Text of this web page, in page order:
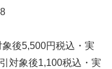
後5,500円税込・実
対象後1,100税込・実